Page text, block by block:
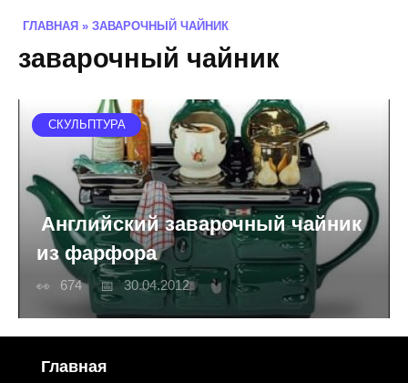
ГЛАВНАЯ » ЗАВАРОЧНЫЙ ЧАЙНИК
заварочный чайник
СКУЛЬПТУРА
Английский заварочный чайник
из фарфора
674 30.04.2012
Главная